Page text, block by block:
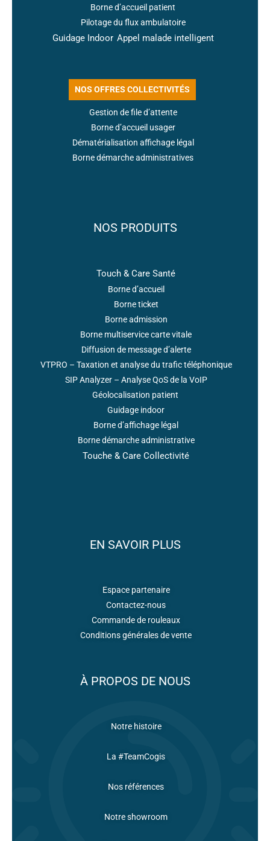
Borne d’accueil patient
Pilotage du flux ambulatoire
Guidage Indoor Appel malade intelligent
NOS OFFRES COLLECTIVITÉS
Gestion de file d’attente
Borne d’accueil usager
Dématérialisation affichage légal
Borne démarche administratives
NOS PRODUITS
Touch & Care Santé
Borne d’accueil
Borne ticket
Borne admission
Borne multiservice carte vitale
Diffusion de message d’alerte
VTPRO – Taxation et analyse du trafic téléphonique
SIP Analyzer – Analyse QoS de la VoIP
Géolocalisation patient
Guidage indoor
Borne d’affichage légal
Borne démarche administrative
Touche & Care Collectivité
EN SAVOIR PLUS
Espace partenaire
Contactez-nous
Commande de rouleaux
Conditions générales de vente
À PROPOS DE NOUS
Notre histoire
La #TeamCogis
Nos références
Notre showroom